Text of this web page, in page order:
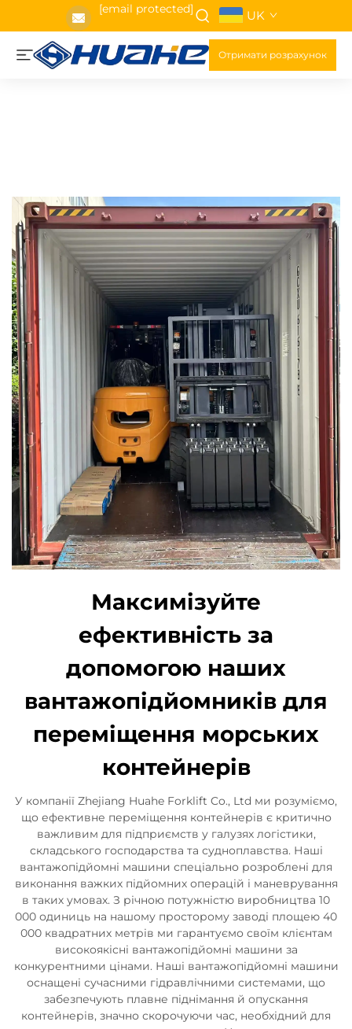
[email protected] UK
Отримати розрахунок
Максимізуйте
ефективність за
допомогою наших
вантажопідйомників для
переміщення морських
контейнерів
У компанії Zhejiang Huahe Forklift Co., Ltd ми розуміємо,
що ефективне переміщення контейнерів є критично
важливим для підприємств у галузях логістики,
складського господарства та судноплавства. Наші
вантажопідйомні машини спеціально розроблені для
виконання важких підйомних операцій і маневрування
в таких умовах. З річною потужністю виробництва 10
000 одиниць на нашому просторому заводі площею 40
000 квадратних метрів ми гарантуємо своїм клієнтам
високоякісні вантажопідйомні машини за
конкурентними цінами. Наші вантажопідйомні машини
оснащені сучасними гідравлічними системами, що
забезпечують плавне піднімання й опускання
контейнерів, значно скорочуючи час, необхідний для